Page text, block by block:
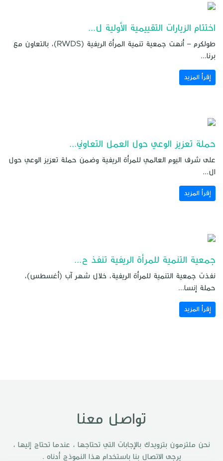
اختتام الزيارات التقييمية الأولية ل...
طولكرم – أنهت جمعية تنمية المرأة الريفية (RWDS)، بالتعاون مع
برنا...
إقرأ المزيد
حملة تعزيز الوعي حول العمل التعاوني...
على شرف اليوم العالمي للمرأة الريفية وضمن حملة تعزيز الوعي حول
ال...
إقرأ المزيد
جمعية التنمية للمرأة الريفية تنفذ ح...
نفذت جمعية التنمية للمرأة الريفية، خلال شهر آب (أغسطس)،
حملة إنسا...
إقرأ المزيد
تواصل معنا
نحن ملتزمون بتزويدك بالإجابات التي تحتاجها ، عندما تحتاج إليها ،
يرجى الاتصال بنا باستخدام هذا النموذج أدناه .